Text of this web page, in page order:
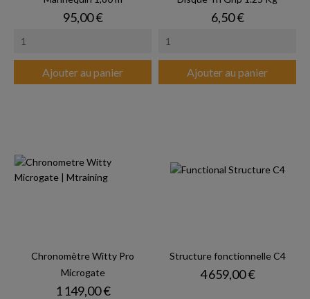
Prix
95,00 €
Ajouter au panier
Prix
6,50 €
Ajouter au panier
Chronomètre Witty Pro
Microgate
Prix
1 149,00 €
Structure fonctionnelle C4
Prix
4 659,00 €